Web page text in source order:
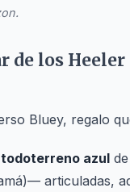
de los
Bluey, regalo
todoterreno azul
articuladas,